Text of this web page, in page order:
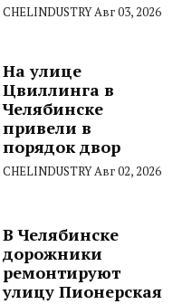
CHELINDUSTRYАвг 03, 2026
На улице
Цвиллинга в
Челябинске
привели в
порядок двор
CHELINDUSTRYАвг 02, 2026
В Челябинске
дорожники
ремонтируют
улицу Пионерская